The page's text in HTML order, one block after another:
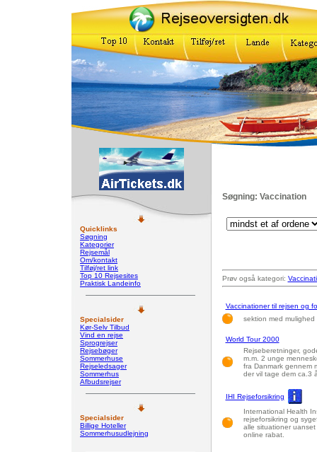
Quicklinks
Søgning
Kategorier
Rejsemål
Om/kontakt
Tilføj/ret link
Top 10 Rejsesites
Praktisk Landeinfo
Specialsider
Kør-Selv Tilbud
Vind en rejse
Sprogrejser
Rejsebøger
Sommerhuse
Rejseledsager
Sommerhus
Afbudsrejser
Specialsider
Billige Hoteller
Sommerhusudlejning
Søgning: Vaccination
Prøv også kategori:
Vaccinationer til rejsen og
sektion med
World Tour 2000
Rejseberetninger,
m.m. 2 unge
fra Danmark gennem
der vil tage dem ca.3
IHI Rejseforsikring
International Health
rejseforsikring og
alle situationer
online rabat.